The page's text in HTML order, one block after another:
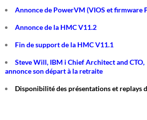
Annonce de PowerVM (VIOS et firmware
Annonce de la HMC V11.2
Fin de support de la HMC V11.1
Steve Will, IBM i Chief Architect and CTO,
annonce son départ à la retraite
Disponibilité des présentations et replays